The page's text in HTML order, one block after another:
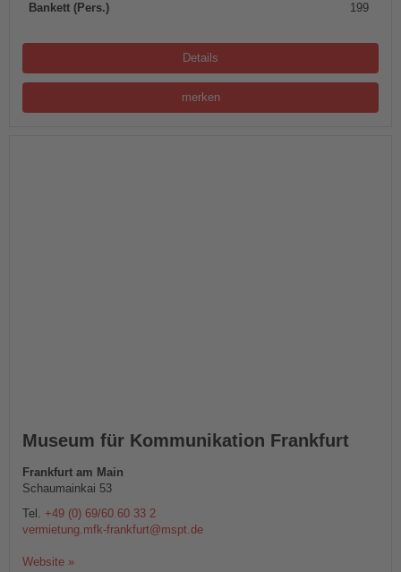
Bankett (Pers.) 199
Details
merken
Museum für Kommunikation Frankfurt
Frankfurt am Main
Schaumainkai 53
Tel. +49 (0) 69/60 60 33 2
vermietung.mfk-frankfurt@mspt.de
Website »